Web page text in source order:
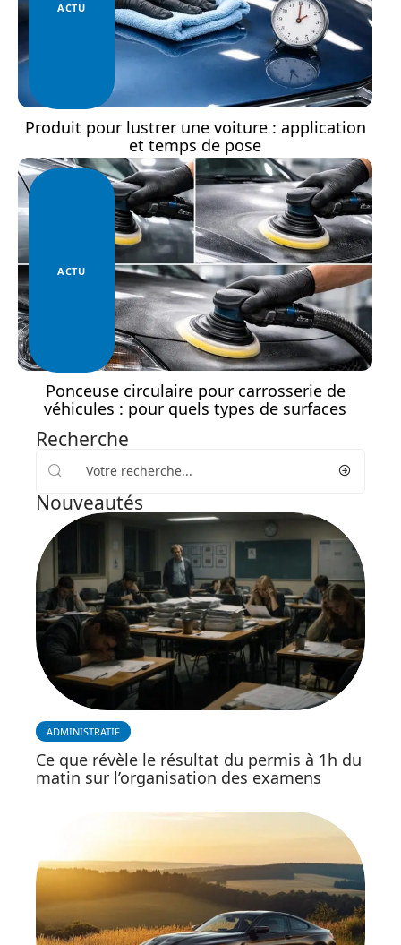
ACTU
Produit pour lustrer une voiture : application
et temps de pose
ACTU
Ponceuse circulaire pour carrosserie de
véhicules : pour quels types de surfaces
Recherche
Nouveautés
ADMINISTRATIF
Ce que révèle le résultat du permis à 1h du
matin sur l’organisation des examens